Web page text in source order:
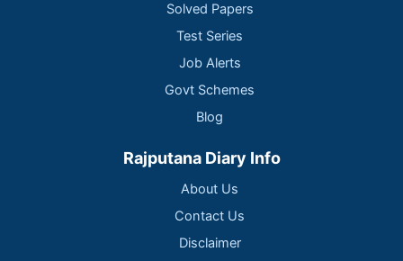
Solved Papers
Test Series
Job Alerts
Govt Schemes
Blog
Rajputana Diary Info
About Us
Contact Us
Disclaimer